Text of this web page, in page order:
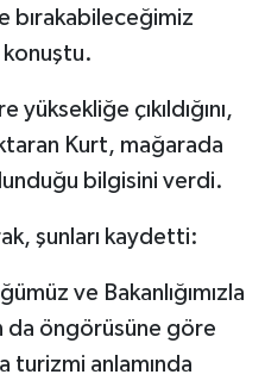
bırakabileceğimiz
konuştu.
çıkıldığını,
Kurt, mağarada
bilgisini verdi.
şunları kaydetti:
ve Bakanlığımızla
da öngörüsüne göre
turizmi anlamında